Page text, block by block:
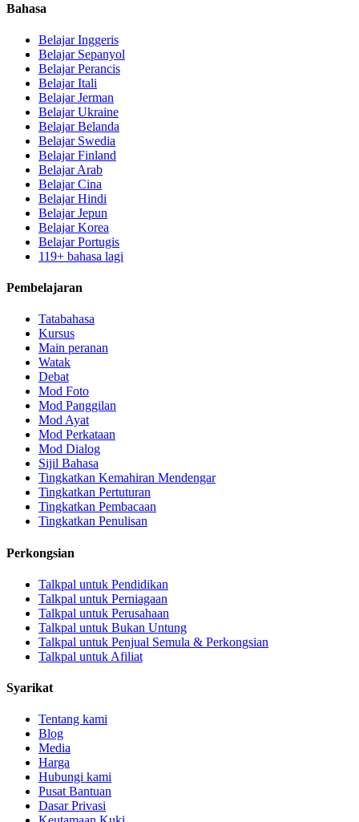
Bahasa
Belajar Inggeris
Belajar Sepanyol
Belajar Perancis
Belajar Itali
Belajar Jerman
Belajar Ukraine
Belajar Belanda
Belajar Swedia
Belajar Finland
Belajar Arab
Belajar Cina
Belajar Hindi
Belajar Jepun
Belajar Korea
Belajar Portugis
119+ bahasa lagi
Pembelajaran
Tatabahasa
Kursus
Main peranan
Watak
Debat
Mod Foto
Mod Panggilan
Mod Ayat
Mod Perkataan
Mod Dialog
Sijil Bahasa
Tingkatkan Kemahiran Mendengar
Tingkatkan Pertuturan
Tingkatkan Pembacaan
Tingkatkan Penulisan
Perkongsian
Talkpal untuk Pendidikan
Talkpal untuk Perniagaan
Talkpal untuk Perusahaan
Talkpal untuk Bukan Untung
Talkpal untuk Penjual Semula & Perkongsian
Talkpal untuk Afiliat
Syarikat
Tentang kami
Blog
Media
Harga
Hubungi kami
Pusat Bantuan
Dasar Privasi